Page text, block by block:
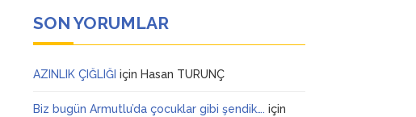
SON YORUMLAR
AZINLIK ÇIĞLIĞI için Hasan TURUNÇ
Biz bugün Armutlu’da çocuklar gibi şendik…. için